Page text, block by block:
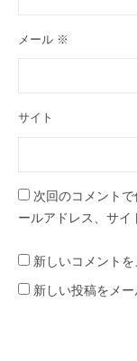
メール ※
サイト
次回のコメント
ールアドレス、サイ
新しいコメント
新しい投稿をメ